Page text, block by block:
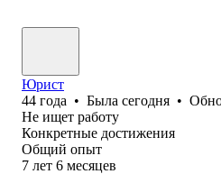
Юрист
44 года • Была сегодня •
Не ищет работу
Конкретные достижения
Общий опыт
7 лет 6 месяцев